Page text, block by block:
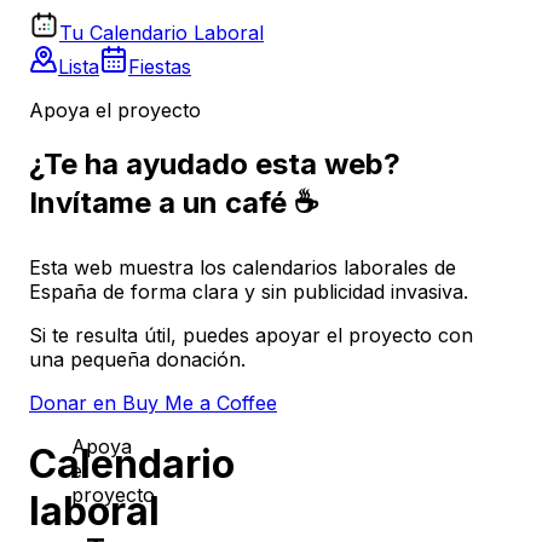
Tu Calendario Laboral
Lista
Fiestas
Apoya el proyecto
¿Te ha ayudado esta web?
Invítame a un café ☕
Esta web muestra los calendarios laborales de
España de forma clara y sin publicidad invasiva.
Si te resulta útil, puedes apoyar el proyecto con
una pequeña donación.
Donar en Buy Me a Coffee
Calendario
laboral
Apoya
el
proyecto